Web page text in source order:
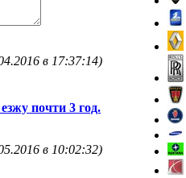
в 17:37:14)
почти 3 год.
в 10:02:32)